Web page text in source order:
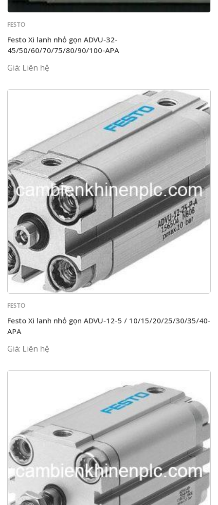
FESTO
Festo Xi lanh nhỏ gọn ADVU-32-
45/50/60/70/75/80/90/100-APA
Giá: Liên hệ
FESTO
Festo Xi lanh nhỏ gọn ADVU-12-5 / 10/15/20/25/30/35/40-
APA
Giá: Liên hệ